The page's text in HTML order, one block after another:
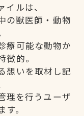
ルは、
の獣医師・動物
療可能な動物か
的。
想いを取材し記
理を行うユーザ
。